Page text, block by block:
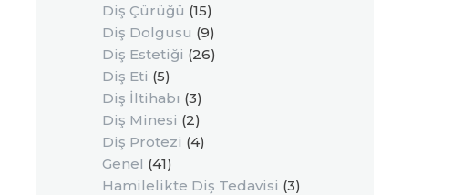
Diş Çürüğü (15)
Diş Dolgusu (9)
Diş Estetiği (26)
Diş Eti (5)
Diş İltihabı (3)
Diş Minesi (2)
Diş Protezi (4)
Genel (41)
Hamilelikte Diş Tedavisi (3)